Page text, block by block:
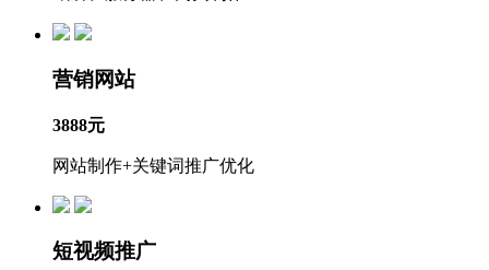
营销网站
3888元
网站制作+关键词推广优化
短视频推广